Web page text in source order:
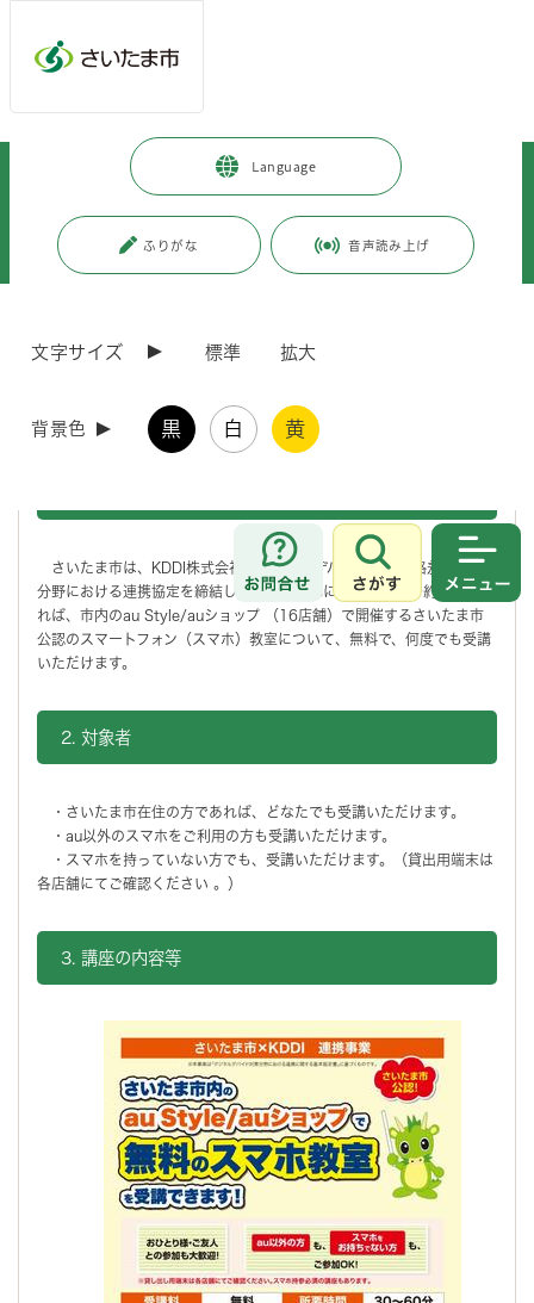
Language
ふりがな 音声読み上げ
文字サイズ 標準 拡大
背景色 黒 白 黄
お問合せ
さがす
市政情報 政策・財政 >
デジタルトランスフォーメーション（DX）の推進
市内のau Style/auショップでさいたま市公認スマホ教室を無料で受講でき
さいたま市は、KDDI株式会社とデジタルデバイド（情報格差）対策
分野における連携協定を締結しました。これに伴い、事前予約いただけ
れば、市内のau Style/auショップ （16店舗）で開催するさいたま市
公認のスマートフォン（スマホ）教室について、無料で、何度でも受講
いただけます。
2. 対象者
・さいたま市在住の方であれば、どなたでも受講いただけます。
・au以外のスマホをご利用の方も受講いただけます。
・スマホを持っていない方でも、受講いただけます。（貸出用端末は
各店舗にてご確認ください 。）
3. 講座の内容等